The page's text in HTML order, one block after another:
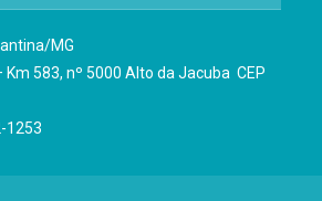
MG
Km 583, nº 5000 Alto da Jacuba CEP
1253